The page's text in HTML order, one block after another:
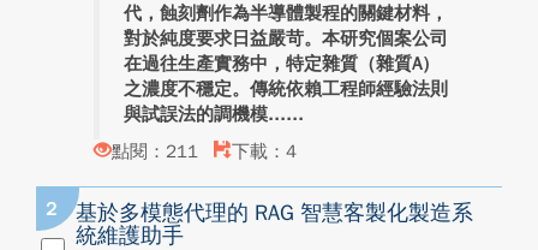
代，蝕刻劑作為半導體製程的關鍵材料，
對於純度要求日益嚴苛。本研究個案公司
在過往生產實務中，特定雜質（雜質A）
之濃度不穩定。傳統依賴工程師經驗法則
與試誤法的調機模...
點閱：211
下載：4
2
基於多模態代理的 RAG 智慧客製化製造系
統維護助手